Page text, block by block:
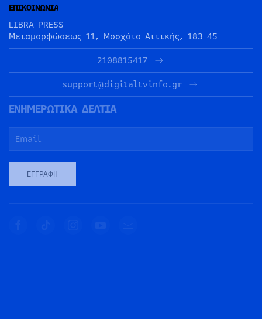
ΕΠΙΚΟΙΝΩΝΙΑ
LIBRA PRESS
Μεταμορφώσεως 11, Μοσχάτο Αττικής, 183 45
2108815417
support@digitaltvinfo.gr
ΕΝΗΜΕΡΩΤΙΚΑ ΔΕΛΤΙΑ
ΕΓΓΡΑΦΉ